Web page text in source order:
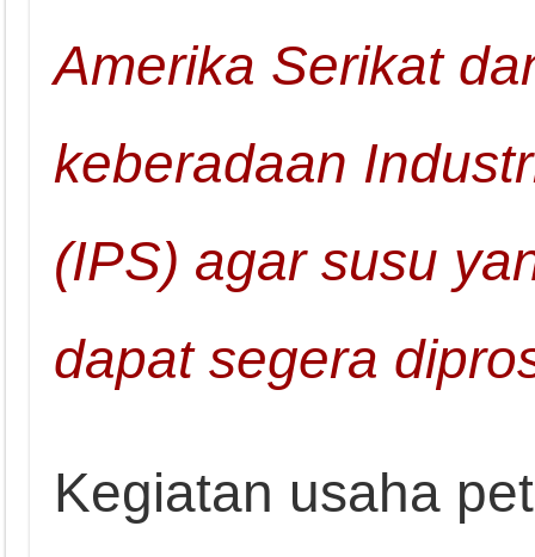
Amerika Serikat
keberadaan
(IPS) agar susu
dapat segera
Kegiatan usaha